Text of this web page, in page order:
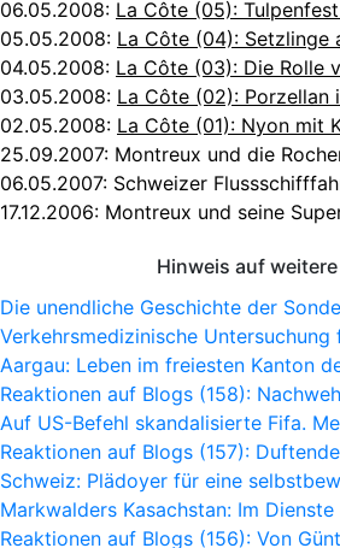
06.05.2008: La Côte (05):
05.05.2008: La Côte (04): Setzlinge
04.05.2008: La Côte (03): Die Rolle
03.05.2008: La Côte (02): Porzellan
02.05.2008: La Côte (01): Nyon mit
25.09.2007: Montreux und die
06.05.2007: Schweizer
17.12.2006: Montreux und seine
Hinweis auf
Die unendliche Geschichte der
Verkehrsmedizinische
Aargau: Leben im freiesten Kanton
Reaktionen auf Blogs (158):
Auf US-Befehl skandalisierte Fifa.
Reaktionen auf Blogs (157):
Schweiz: Plädoyer für eine
Markwalders Kasachstan: Im
Reaktionen auf Blogs (156): Von